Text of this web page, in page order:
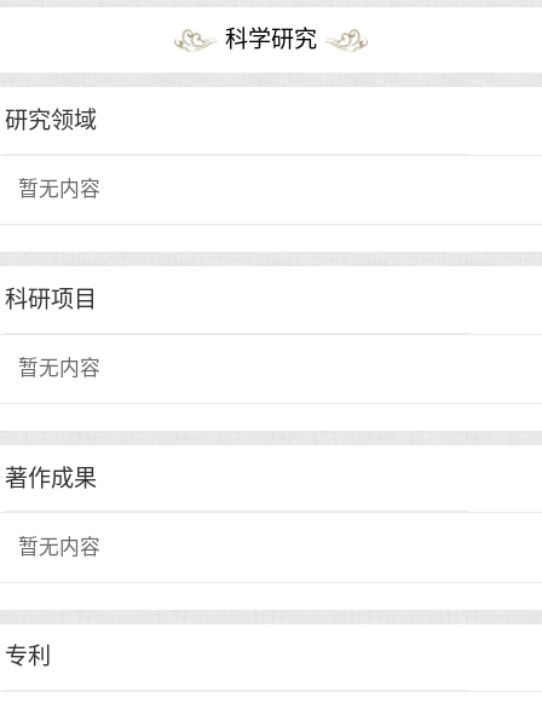
科学研究
研究领域
暂无内容
科研项目
暂无内容
著作成果
暂无内容
专利